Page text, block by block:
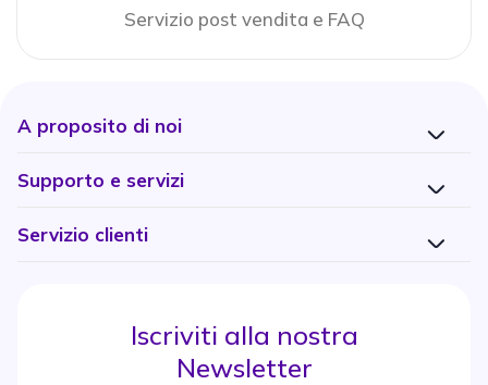
Servizio post vendita e FAQ
A proposito di noi
Supporto e servizi
Servizio clienti
Iscriviti alla nostra
Newsletter